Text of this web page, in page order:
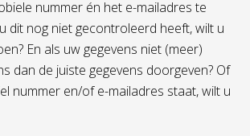
nummer én het e-mailadres te
dit nog niet gecontroleerd heeft, wilt u
En als uw gegevens niet (meer)
dan de juiste gegevens doorgeven? Of
nummer en/of e-mailadres staat, wilt u